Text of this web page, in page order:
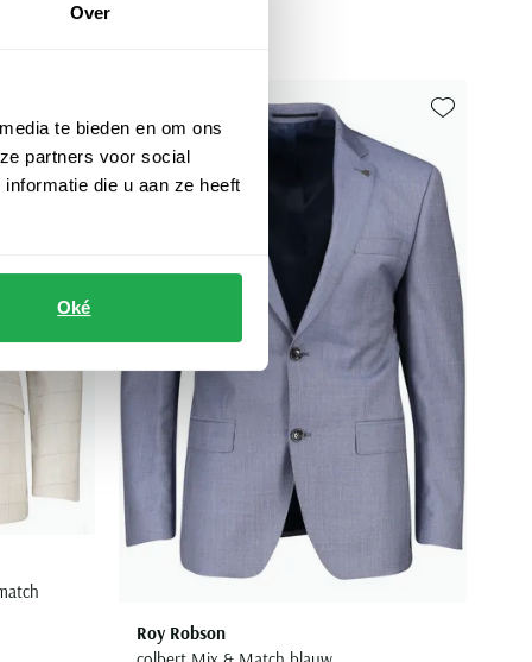
Over
te bieden en om ons
partners voor social
die u aan ze heeft
Oké
Toevoegen aan favorieten
Roy Robson